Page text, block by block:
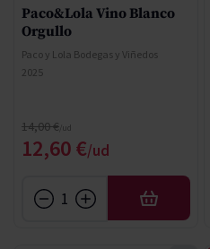
Paco&Lola Vino Blanco
Orgullo
Paco y Lola Bodegas y Viñedos
2025
Precio especial
12,60 €
Precio normal
14,00 €
AÑADIR